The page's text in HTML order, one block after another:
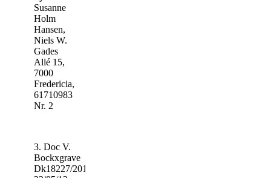
Susanne
Holm
Hansen,
Niels W.
Gades
Allé 15,
7000
Fredericia,
61710983
Nr. 2
3. Doc V.
Bockxgrave
Dk18227/2012,